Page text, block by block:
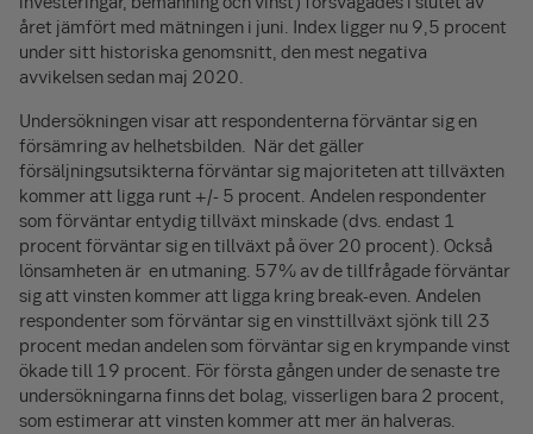
året jämfört med mätningen i juni. Index ligger nu 9,5 procent
under sitt historiska genomsnitt, den mest negativa
avvikelsen sedan maj 2020.
Undersökningen visar att respondenterna förväntar sig en
försämring av helhetsbilden. När det gäller
försäljningsutsikterna förväntar sig majoriteten att tillväxten
kommer att ligga runt +/- 5 procent. Andelen respondenter
som förväntar entydig tillväxt minskade (dvs. endast 1
procent förväntar sig en tillväxt på över 20 procent). Också
lönsamheten är en utmaning. 57% av de tillfrågade förväntar
sig att vinsten kommer att ligga kring break-even. Andelen
respondenter som förväntar sig en vinsttillväxt sjönk till 23
procent medan andelen som förväntar sig en krympande vinst
ökade till 19 procent. För första gången under de senaste tre
undersökningarna finns det bolag, visserligen bara 2 procent,
som estimerar att vinsten kommer att mer än halveras.